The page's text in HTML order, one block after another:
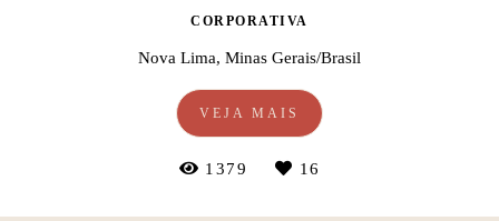
CORPORATIVA
Nova Lima, Minas Gerais/Brasil
VEJA MAIS
1379 16